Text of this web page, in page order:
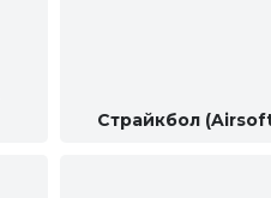
Страйкбол